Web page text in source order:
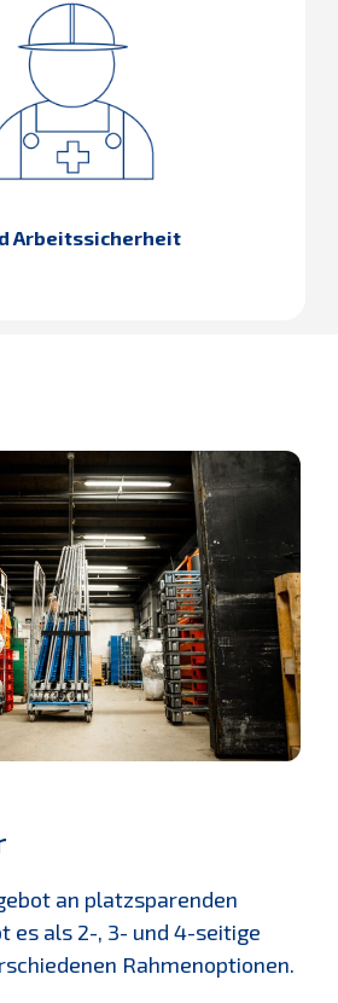
Arbeitssicherheit
an platzsparenden
es als 2-, 3- und 4-seitige
Rahmenoptionen.